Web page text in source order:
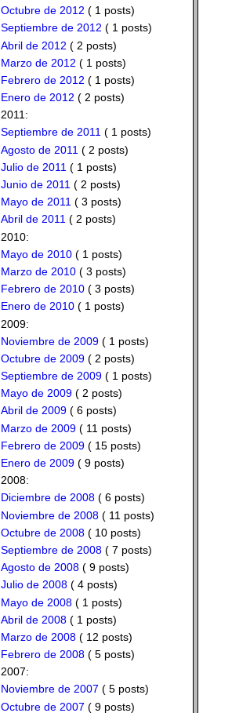
Octubre de 2012 ( 1 posts)
Septiembre de 2012 ( 1 posts)
Abril de 2012 ( 2 posts)
Marzo de 2012 ( 1 posts)
Febrero de 2012 ( 1 posts)
Enero de 2012 ( 2 posts)
2011:
Septiembre de 2011( 1 posts)
Agosto de 2011 ( 2 posts)
Julio de 2011 ( 1 posts)
Junio de 2011 ( 2 posts)
Mayo de 2011 ( 3 posts)
Abril de 2011( 2 posts)
2010:
Mayo de 2010( 1 posts)
Marzo de 2010( 3 posts)
Febrero de 2010( 3 posts)
Enero de 2010( 1 posts)
2009:
Noviembre de 2009( 1 posts)
Octubre de 2009( 2 posts)
Septiembre de 2009( 1 posts)
Mayo de 2009( 2 posts)
Abril de 2009( 6 posts)
Marzo de 2009( 11 posts)
Febrero de 2009( 15 posts)
Enero de 2009( 9 posts)
2008:
Diciembre de 2008( 6 posts)
Noviembre de 2008( 11 posts)
Octubre de 2008( 10 posts)
Septiembre de 2008( 7 posts)
Agosto de 2008( 9 posts)
Julio de 2008( 4 posts)
Mayo de 2008( 1 posts)
Abril de 2008( 1 posts)
Marzo de 2008( 12 posts)
Febrero de 2008( 5 posts)
2007:
Noviembre de 2007 ( 5 posts)
Octubre de 2007 ( 9 posts)